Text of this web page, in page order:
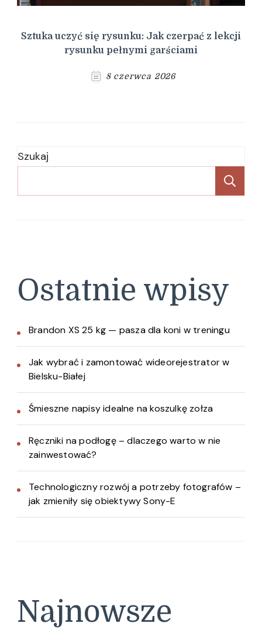
Sztuka uczyć się rysunku: Jak czerpać z lekcji
rysunku pełnymi garściami
8 czerwca 2026
Szukaj
Ostatnie wpisy
Brandon XS 25 kg — pasza dla koni w treningu
Jak wybrać i zamontować wideorejestrator w
Bielsku-Białej
Śmieszne napisy idealne na koszulkę zołza
Ręczniki na podłogę – dlaczego warto w nie
zainwestować?
Technologiczny rozwój a potrzeby fotografów –
jak zmieniły się obiektywy Sony-E
Najnowsze